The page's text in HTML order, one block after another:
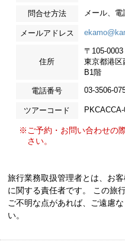
問合せ方法 メール、電
メールアドレス
住所
〒105-0003
東京都港
B1階
電話番号 03-3506-
ツアーコード
※ご予約・お問い合わせの
さい。
旅行業務取扱管理者とは、お
に関する責任者です。 この旅
ご不明な点があれば、ご遠慮
い。